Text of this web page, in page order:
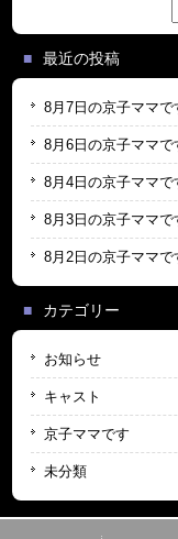
最近の投稿
8月7日の京子ママで
8月6日の京子ママで
8月4日の京子ママで
8月3日の京子ママで
8月2日の京子ママで
カテゴリー
お知らせ
キャスト
京子ママです
未分類